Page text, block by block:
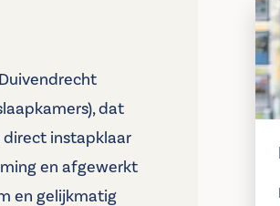
dat
direct instapklaar
en afgewerkt
en gelijkmatig